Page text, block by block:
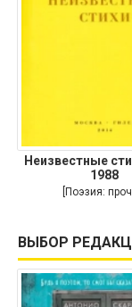
Неизвестные
1988
[Поэзия:
ВЫБОР